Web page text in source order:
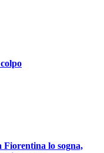
lo sogna,